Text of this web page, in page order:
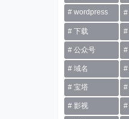
wordpress
下载
公众号
域名
宝塔
影视